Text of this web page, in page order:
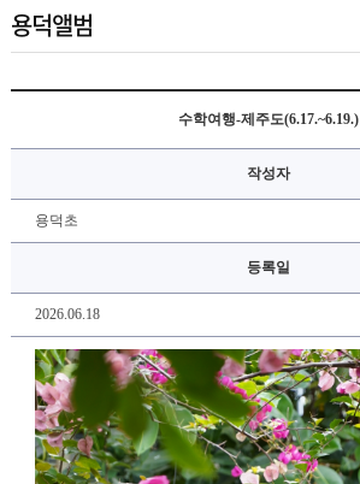
용덕앨범
수학여행-제주도(6.17.~6.19.)
작성자
용덕초
등록일
2026.06.18